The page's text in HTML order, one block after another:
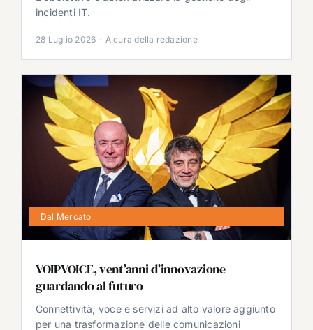
incidenti IT.
28 Luglio 2026 · A cura della redazione
Dal Mercato
VOIPVOICE, vent’anni d’innovazione
guardando al futuro
Connettività, voce e servizi ad alto valore aggiunto
per una trasformazione delle comunicazioni